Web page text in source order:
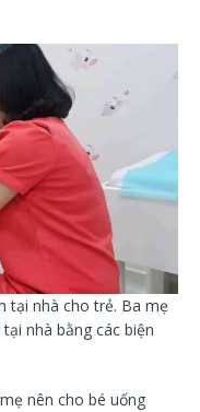
tại nhà cho trẻ. Ba mẹ
nhà bằng các biện
nên cho bé uống